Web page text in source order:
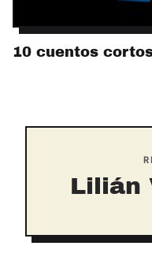
10 cuentos
Lilián